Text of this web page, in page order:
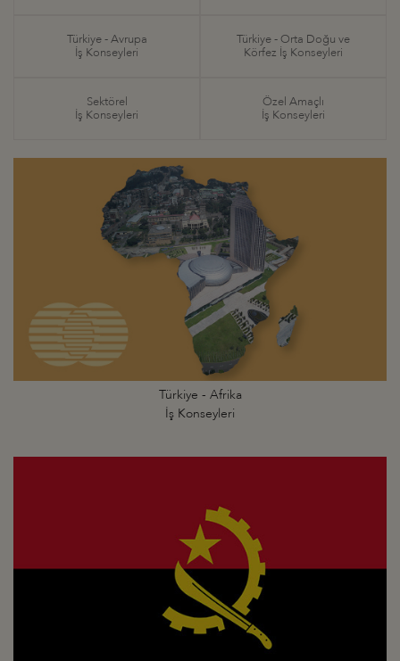
Türkiye - Avrupa
İş Konseyleri
Türkiye - Orta Doğu ve
Körfez İş Konseyleri
Sektörel
İş Konseyleri
Özel Amaçlı
İş Konseyleri
Türkiye - Afrika
İş Konseyleri